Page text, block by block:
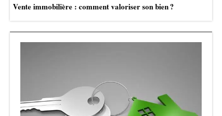
Vente immobilière : comment valoriser son bien ?